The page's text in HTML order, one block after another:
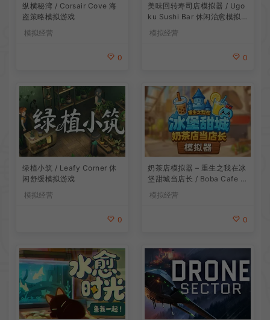
纵横秘湾 / Corsair Cove 海
盗策略模拟游戏
模拟经营
0
美味回转寿司店模拟器 / Ugo
ku Sushi Bar 休闲治愈模拟
模拟经营
0
绿植小筑 / Leafy Corner 休
闲舒缓模拟游戏
模拟经营
0
奶茶店模拟器 – 重生之我在冰
堡甜城当店长 / Boba Cafe Si
mulator 模拟经营游戏
模拟经营
0